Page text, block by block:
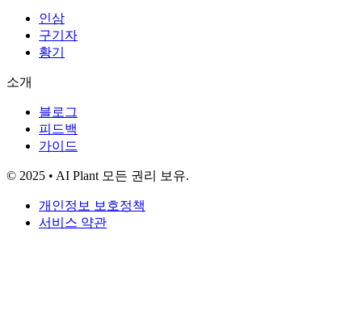
인삼
구기자
황기
소개
블로그
피드백
가이드
© 2025 • AI Plant 모든 권리 보유.
개인정보 보호정책
서비스 약관